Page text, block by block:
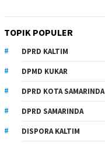
TOPIK POPULER
DPRD KALTIM
DPMD KUKAR
DPRD KOTA SAMARINDA
DPRD SAMARINDA
DISPORA KALTIM